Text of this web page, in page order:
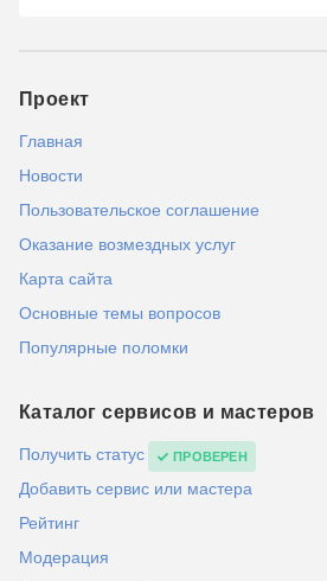
Проект
Главная
Новости
Пользовательское соглашение
Оказание возмездных услуг
Карта сайта
Основные темы вопросов
Популярные поломки
Каталог сервисов и мастеров
Получить статус ПРОВЕРЕН
Добавить сервис или мастера
Рейтинг
Модерация